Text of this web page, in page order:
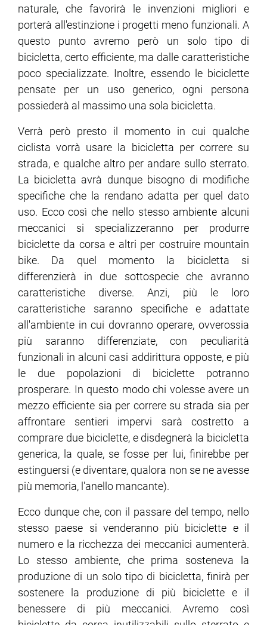
naturale, che favorirà le invenzioni migliori e
porterà all'estinzione i progetti meno funzionali. A
questo punto avremo però un solo tipo di
bicicletta, certo efficiente, ma dalle caratteristiche
poco specializzate. Inoltre, essendo le biciclette
pensate per un uso generico, ogni persona
possiederà al massimo una sola bicicletta.
Verrà però presto il momento in cui qualche
ciclista vorrà usare la bicicletta per correre su
strada, e qualche altro per andare sullo sterrato.
La bicicletta avrà dunque bisogno di modifiche
specifiche che la rendano adatta per quel dato
uso. Ecco così che nello stesso ambiente alcuni
meccanici si specializzeranno per produrre
biciclette da corsa e altri per costruire mountain
bike. Da quel momento la bicicletta si
differenzierà in due sottospecie che avranno
caratteristiche diverse. Anzi, più le loro
caratteristiche saranno specifiche e adattate
all'ambiente in cui dovranno operare, ovverossia
più saranno differenziate, con peculiarità
funzionali in alcuni casi addirittura opposte, e più
le due popolazioni di biciclette potranno
prosperare. In questo modo chi volesse avere un
mezzo efficiente sia per correre su strada sia per
affrontare sentieri impervi sarà costretto a
comprare due biciclette, e disdegnerà la bicicletta
generica, la quale, se fosse per lui, finirebbe per
estinguersi (e diventare, qualora non se ne avesse
più memoria, l'anello mancante).
Ecco dunque che, con il passare del tempo, nello
stesso paese si venderanno più biciclette e il
numero e la ricchezza dei meccanici aumenterà.
Lo stesso ambiente, che prima sosteneva la
produzione di un solo tipo di bicicletta, finirà per
sostenere la produzione di più biciclette e il
benessere di più meccanici. Avremo così